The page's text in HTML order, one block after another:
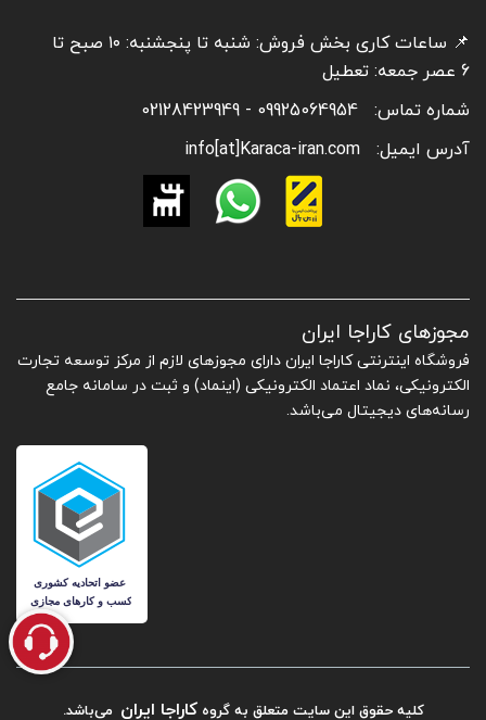
📌 ساعات کاری بخش فروش: شنبه تا پنجشنبه: ۱۰ صبح تا
6 عصر جمعه: تعطیل
شماره تماس:
09925064954 - 02128423949
آدرس ایمیل:
info[at]Karaca-iran.com
مجوزهای کاراجا ایران
فروشگاه اینترنتی کاراجا ایران دارای مجوزهای لازم از مرکز توسعه تجارت
الکترونیکی، نماد اعتماد الکترونیکی (اینماد) و ثبت در سامانه جامع
رسانه‌های دیجیتال می‌باشد.
کلیه حقوق این سایت متعلق به گروه کاراجا ایران می‌باشد.